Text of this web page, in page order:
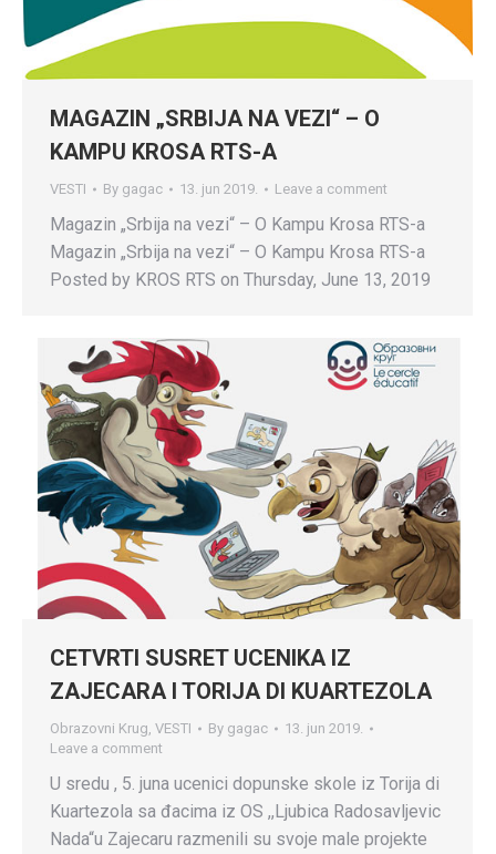
MAGAZIN „SRBIJA NA VEZI“ – O
KAMPU KROSA RTS-A
VESTI By gagac 13. jun 2019. Leave a comment
Magazin „Srbija na vezi“ – O Kampu Krosa RTS-a
Magazin „Srbija na vezi“ – O Kampu Krosa RTS-a
Posted by KROS RTS on Thursday, June 13, 2019
CETVRTI SUSRET UCENIKA IZ
ZAJECARA I TORIJA DI KUARTEZOLA
Obrazovni Krug VESTI By gagac
13. jun 2019.
Leave a comment
U sredu , 5. juna ucenici dopunske skole iz Torija di
Kuartezola sa đacima iz OS ,,Ljubica Radosavljevic
Nada“u Zajecaru razmenili su svoje male projekte